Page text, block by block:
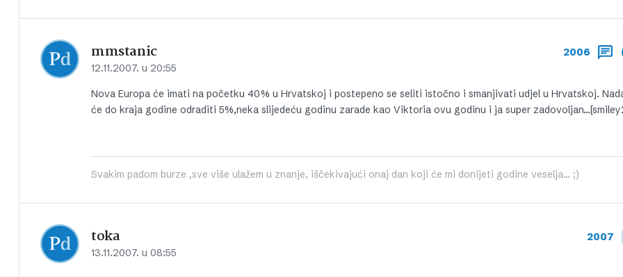
mmstanic
12.11.2007. u 20:55
2006
Nova Europa će imati na početku 40% u Hrvatskoj i postepeno se seliti istočno i smanjivati udjel u Hrvatskoj.
će do kraja godine odraditi 5%,neka slijedeću godinu zarade kao Viktoria ovu godinu i ja super
Svakim padom burze ,sve više ulažem u znanje, iščekivajući onaj dan koji će mi donijeti godine veselja... ;)
toka
13.11.2007. u 08:55
2007